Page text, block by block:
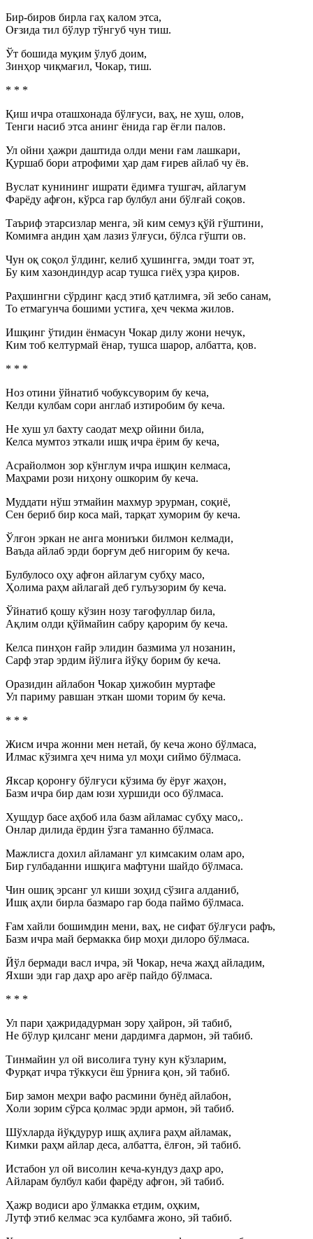
Бир-биров бирла гаҳ калом этса,
Оғзида тил бўлур тўнгуб чун тиш.
Ўт бошида муқим ўлуб доим,
Зинҳор чиқмағил, Чокар, тиш.
* * *
Қиш ичра оташхонада бўлғуси, ваҳ, не хуш, олов,
Тенги насиб этса анинг ёнида гар ёғли палов.
Ул ойни ҳажри даштида олди мени ғам лашкари,
Қуршаб бори атрофими ҳар дам ғирев айлаб чу ёв.
Вуслат кунининг ишрати ёдимға тушгач, айлагум
Фарёду афғон, кўрса гар булбул ани бўлғай соқов.
Таъриф этарсизлар менга, эй ким семуз қўй гўштини,
Комимға андин ҳам лазиз ўлғуси, бўлса гўшти ов.
Чун оқ соқол ўлдинг, келиб ҳушингға, эмди тоат эт,
Бу ким хазондиндур асар тушса гиёҳ узра қиров.
Раҳшингни сўрдинг қасд этиб қатлимға, эй зебо санам,
То етмагунча бошими устиға, ҳеч чекма жилов.
Ишқинг ўтидин ёнмасун Чокар дилу жони нечук,
Ким тоб келтурмай ёнар, тушса шарор, албатта, қов.
* * *
Ноз отини ўйнатиб чобуксуворим бу кеча,
Келди кулбам сори англаб изтиробим бу кеча.
Не хуш ул бахту саодат меҳр ойини била,
Келса мумтоз эткали ишқ ичра ёрим бу кеча,
Асрайолмон зор кўнглум ичра ишқин келмаса,
Маҳрами рози ниҳону ошкорим бу кеча.
Муддати нўш этмайин махмур эрурман, соқиё,
Сен бериб бир коса май, тарқат хуморим бу кеча.
Ўлғон эркан не анга мониъки билмон келмади,
Ваъда айлаб эрди борғум деб нигорим бу кеча.
Булбулосо оҳу афғон айлагум субҳу масо,
Ҳолима раҳм айлагай деб гулъузорим бу кеча.
Ўйнатиб қошу кўзин нозу тағофуллар била,
Ақлим олди қўймайин сабру қарорим бу кеча.
Келса пинҳон ғайр элидин базмима ул нозанин,
Сарф этар эрдим йўлиға йўқу борим бу кеча.
Оразидин айлабон Чокар ҳижобин муртафе
Ул париму равшан эткан шоми торим бу кеча.
* * *
Жисм ичра жонни мен нетай, бу кеча жоно бўлмаса,
Илмас кўзимга ҳеч нима ул моҳи сиймо бўлмаса.
Яксар қоронғу бўлғуси кўзима бу ёруғ жаҳон,
Базм ичра бир дам юзи хуршиди осо бўлмаса.
Хушдур басе аҳбоб ила базм айламас субҳу масо,.
Онлар дилида ёрдин ўзга таманно бўлмаса.
Мажлисга дохил айламанг ул кимсаким олам аро,
Бир гулбаданни ишқига мафтуни шайдо бўлмаса.
Чин ошиқ эрсанг ул киши зоҳид сўзига алданиб,
Ишқ аҳли бирла базмаро гар бода паймо бўлмаса.
Ғам хайли бошимдин мени, ваҳ, не сифат бўлғуси рафъ,
Базм ичра май бермакка бир моҳи дилоро бўлмаса.
Йўл бермади васл ичра, эй Чокар, неча жаҳд айладим,
Яхши эди гар даҳр аро ағёр пайдо бўлмаса.
* * *
Ул пари ҳажридадурман зору ҳайрон, эй табиб,
Не бўлур қилсанг мени дардимға дармон, эй табиб.
Тинмайин ул ой висолиға туну кун кўзларим,
Фурқат ичра тўккуси ёш ўрниға қон, эй табиб.
Бир замон меҳри вафо расмини бунёд айлабон,
Холи зорим сўрса қолмас эрди армон, эй табиб.
Шўхларда йўқдурур ишқ аҳлиға раҳм айламак,
Кимки раҳм айлар деса, албатта, ёлғон, эй табиб.
Истабон ул ой висолин кеча-кундуз даҳр аро,
Айларам булбул каби фарёду афғон, эй табиб.
Ҳажр водиси аро ўлмакка етдим, оҳким,
Лутф этиб келмас эса кулбамға жоно, эй табиб.